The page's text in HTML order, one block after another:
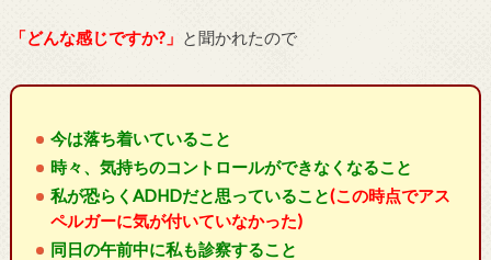
「どんな感じですか?」 と聞かれたので
今は落ち着いていること
時々、気持ちのコントロールができなくなること
私が恐らくADHDだと思っていること(この時点でアス
ペルガーに気が付いていなかった)
同日の午前中に私も診察すること